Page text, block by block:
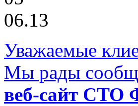
06.13
Уважаемые
Мы рады
веб-сайт СТО